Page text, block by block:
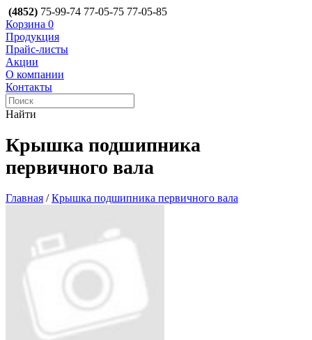
(4852) 75-99-74 77-05-75 77-05-85
Корзина 0
Продукция
Прайс-листы
Акции
О компании
Контакты
Найти
Крышка подшипника
первичного вала
Главная /Крышка подшипника первичного вала